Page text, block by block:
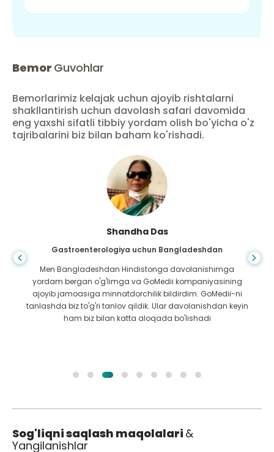
Bemor Guvohlar
Bemorlarimiz kelajak uchun ajoyib rishtalarni
shakllantirish uchun davolash safari davomida
eng yaxshi sifatli tibbiy yordam olish bo'yicha o'z
tajribalarini biz bilan baham ko'rishadi.
Shandha Das
Gastroenterologiya uchun Bangladeshdan
Men Bangladeshdan Hindistonga davolanishimga
yordam bergan o'g'limga va GoMedii kompaniyasining
ajoyib jamoasiga minnatdorchilik bildirdim. GoMedii-ni
tanlashda biz to'g'ri tanlov qildik. Ular davolanishdan keyin
ham biz bilan katta aloqada bo'lishadi
Sog'liqni saqlash maqolalari &
Yangilanishlar